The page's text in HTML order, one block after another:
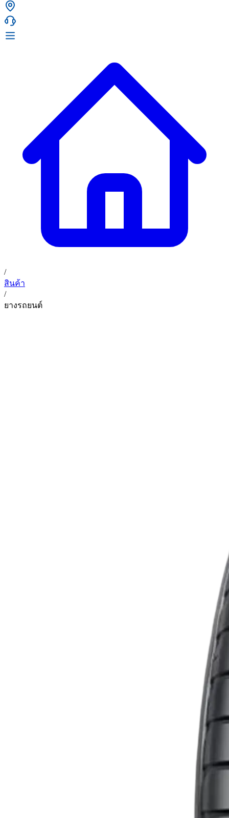
การรับประกันสินค้า
ข่าวสารและโปรโมชั่น
ติดต่อเรา
TH
02 393 3356
ก. เจริญยางยนต์ (บริษัท มิ้งค์ แอนด์ ซีน จำกัด) 2275 ถ.สุขุมวิท
(ระหว่างซอยสุขุมวิท 89/1 - 91) แขวงบางจาก เขตพระโขนง
กรุงเทพมหานคร 10260
ก. เจริญค็อกพิท
อุดมสุข 28 ถนนอุดมสุข แขวงบางนาเหนือ เขตบางนา
/
สินค้า
/
ยางรถยนต์